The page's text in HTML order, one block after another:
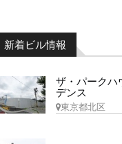
新着ビル情報
ザ・パークハ
デンス
東京都北区